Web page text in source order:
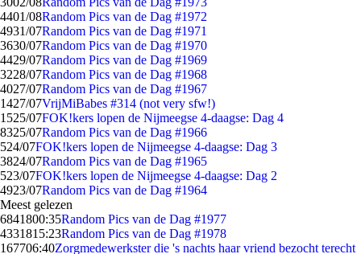
4401/08Random Pics van de Dag #1972
4931/07Random Pics van de Dag #1971
3630/07Random Pics van de Dag #1970
4429/07Random Pics van de Dag #1969
3228/07Random Pics van de Dag #1968
4027/07Random Pics van de Dag #1967
1427/07VrijMiBabes #314 (not very sfw!)
1525/07FOK!kers lopen de Nijmeegse 4-daagse: Dag 4
8325/07Random Pics van de Dag #1966
524/07FOK!kers lopen de Nijmeegse 4-daagse: Dag 3
3824/07Random Pics van de Dag #1965
523/07FOK!kers lopen de Nijmeegse 4-daagse: Dag 2
4923/07Random Pics van de Dag #1964
Meest gelezen
6841800:35Random Pics van de Dag #1977
4331815:23Random Pics van de Dag #1978
167706:40Zorgmedewerkster die 's nachts haar vriend bezocht terecht